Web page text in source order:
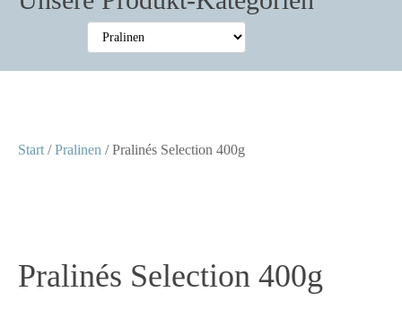
Start /Pralinen / Pralinés Selection 400g
Pralinés Selection 400g